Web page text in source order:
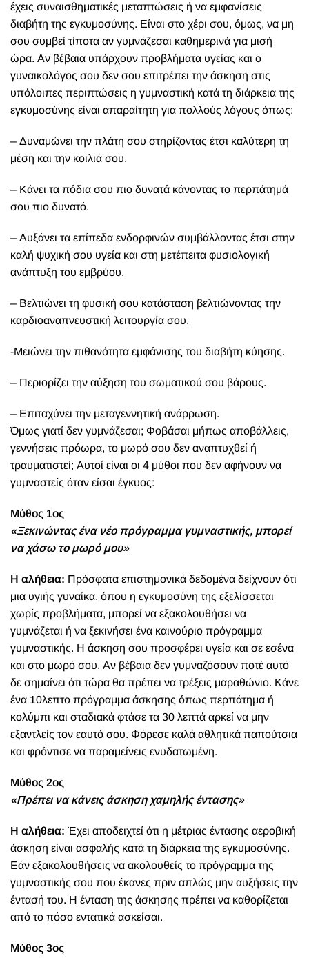
έχεις συναισθηματικές μεταπτώσεις ή να εμφανίσεις
διαβήτη της εγκυμοσύνης. Είναι στο χέρι σου, όμως, να μη
σου συμβεί τίποτα αν γυμνάζεσαι καθημερινά για μισή
ώρα. Αν βέβαια υπάρχουν προβλήματα υγείας και ο
γυναικολόγος σου δεν σου επιτρέπει την άσκηση στις
υπόλοιπες περιπτώσεις η γυμναστική κατά τη διάρκεια της
εγκυμοσύνης είναι απαραίτητη για πολλούς λόγους όπως:
– Δυναμώνει την πλάτη σου στηρίζοντας έτσι καλύτερη τη
μέση και την κοιλιά σου.
– Κάνει τα πόδια σου πιο δυνατά κάνοντας το περπάτημά
σου πιο δυνατό.
– Αυξάνει τα επίπεδα ενδορφινών συμβάλλοντας έτσι στην
καλή ψυχική σου υγεία και στη μετέπειτα φυσιολογική
ανάπτυξη του εμβρύου.
– Βελτιώνει τη φυσική σου κατάσταση βελτιώνοντας την
καρδιοαναπνευστική λειτουργία σου.
-Μειώνει την πιθανότητα εμφάνισης του διαβήτη κύησης.
– Περιορίζει την αύξηση του σωματικού σου βάρους.
– Επιταχύνει την μεταγεννητική ανάρρωση.
Όμως γιατί δεν γυμνάζεσαι; Φοβάσαι μήπως αποβάλλεις,
γεννήσεις πρόωρα, το μωρό σου δεν αναπτυχθεί ή
τραυματιστεί; Αυτοί είναι οι 4 μύθοι που δεν αφήνουν να
γυμναστείς όταν είσαι έγκυος:
Μύθος 1ος
«Ξεκινώντας ένα νέο πρόγραμμα γυμναστικής, μπορεί
να χάσω το μωρό μου»
Η αλήθεια: Πρόσφατα επιστημονικά δεδομένα δείχνουν ότι
μια υγιής γυναίκα, όπου η εγκυμοσύνη της εξελίσσεται
χωρίς προβλήματα, μπορεί να εξακολουθήσει να
γυμνάζεται ή να ξεκινήσει ένα καινούριο πρόγραμμα
γυμναστικής. Η άσκηση σου προσφέρει υγεία και σε εσένα
και στο μωρό σου. Αν βέβαια δεν γυμναζόσουν ποτέ αυτό
δε σημαίνει ότι τώρα θα πρέπει να τρέξεις μαραθώνιο. Κάνε
ένα 10λεπτο πρόγραμμα άσκησης όπως περπάτημα ή
κολύμπι και σταδιακά φτάσε τα 30 λεπτά αρκεί να μην
εξαντλείς τον εαυτό σου. Φόρεσε καλά αθλητικά παπούτσια
και φρόντισε να παραμείνεις ενυδατωμένη.
Μύθος 2ος
«Πρέπει να κάνεις άσκηση χαμηλής έντασης»
Η αλήθεια: Έχει αποδειχτεί ότι η μέτριας έντασης αεροβική
άσκηση είναι ασφαλής κατά τη διάρκεια της εγκυμοσύνης.
Εάν εξακολουθήσεις να ακολουθείς το πρόγραμμα της
γυμναστικής σου που έκανες πριν απλώς μην αυξήσεις την
έντασή του. Η ένταση της άσκησης πρέπει να καθορίζεται
από το πόσο εντατικά ασκείσαι.
Μύθος 3ος